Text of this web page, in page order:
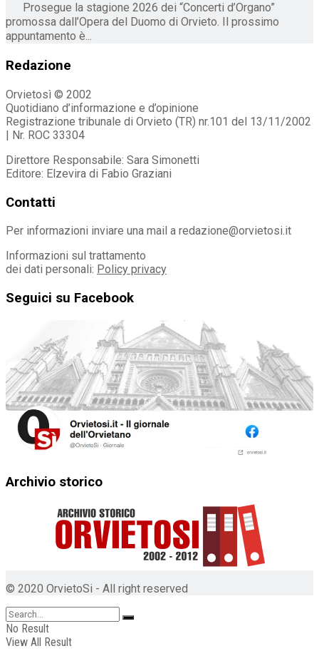
Prosegue la stagione 2026 dei “Concerti d’Organo”
promossa dall’Opera del Duomo di Orvieto. Il prossimo
appuntamento è...
Redazione
Orvietosì © 2002
Quotidiano d’informazione e d’opinione
Registrazione tribunale di Orvieto (TR) nr.101 del 13/11/2002
| Nr. ROC 33304
Direttore Responsabile: Sara Simonetti
Editore: Elzevira di Fabio Graziani
Contatti
Per informazioni inviare una mail a redazione@orvietosi.it
Informazioni sul trattamento
dei dati personali: Policy privacy
Seguici su Facebook
Archivio storico
© 2020 OrvietoSi - All right reserved
No Result
View All Result